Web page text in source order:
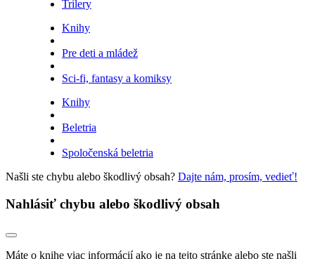
Trilery
Knihy
Pre deti a mládež
Sci-fi, fantasy a komiksy
Knihy
Beletria
Spoločenská beletria
Našli ste chybu alebo škodlivý obsah? Dajte nám, prosím, vedieť!
Nahlásiť chybu alebo škodlivý obsah
Máte o knihe viac informácií ako je na tejto stránke alebo ste našli